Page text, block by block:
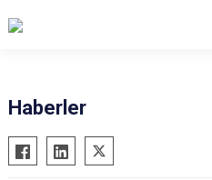
Haberler